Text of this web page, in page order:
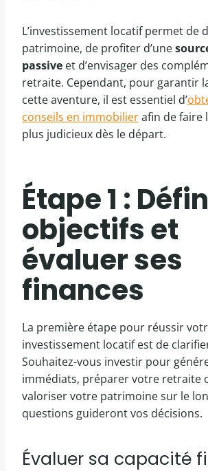
L’investissement locatif permet de
patrimoine, de profiter d’une
passive et d’envisager des
retraite. Cependant, pour garantir
cette aventure, il est essentiel d’
conseils en immobilierafin de faire
plus judicieux dès le départ.
Étape 1 :
objectifs et
évaluer ses
finances
La première étape pour réussir
investissement locatif est de
Souhaitez-vous investir pour
immédiats, préparer votre retraite
valoriser votre patrimoine sur le
questions guideront vos décisions.
Évaluer sa capacité